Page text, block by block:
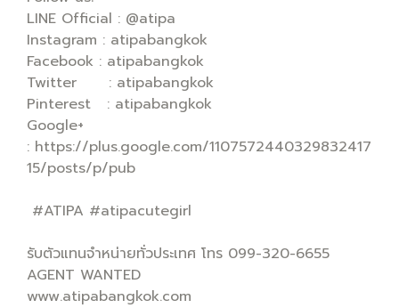
LINE Official : @atipa
Instagram : atipabangkok
Facebook : atipabangkok
Twitter : atipabangkok
Pinterest : atipabangkok
Google+
: https://plus.google.com/1107572440329832417
15/posts/p/pub
#ATIPA #atipacutegirl
รับตัวแทนจำหน่ายทั่วประเทศ โทร 099-320-6655
AGENT WANTED
www.atipabangkok.com